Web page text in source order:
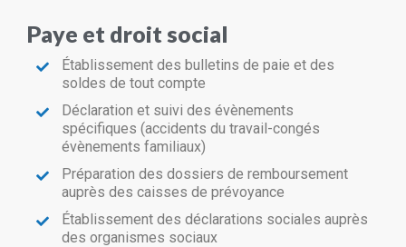
Paye et droit social
Établissement des bulletins de paie et des
soldes de tout compte
Déclaration et suivi des évènements
spécifiques (accidents du travail-congés
évènements familiaux)
Préparation des dossiers de remboursement
auprès des caisses de prévoyance
Établissement des déclarations sociales auprès
des organismes sociaux